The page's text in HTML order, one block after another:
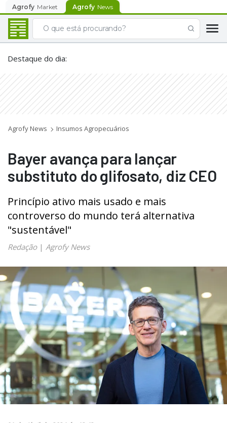
Agrofy Market Agrofy News
Destaque do dia:
Agrofy News Insumos Agropecuários
Bayer avança para lançar
substituto do glifosato, diz CEO
Princípio ativo mais usado e mais
controverso do mundo terá alternativa
"sustentável"
Redação| Agrofy News